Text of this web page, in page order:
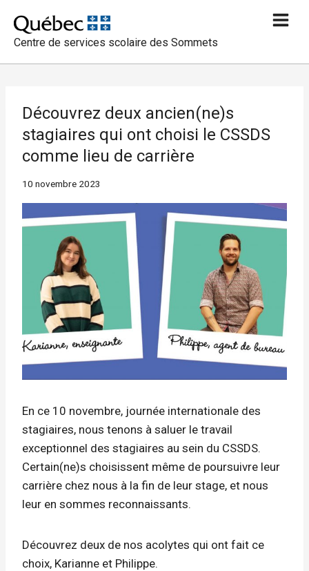
contenu
Centre de services scolaire des Sommets
Découvrez deux ancien(ne)s
stagiaires qui ont choisi le CSSDS
comme lieu de carrière
10 novembre 2023
En ce 10 novembre, journée internationale des
stagiaires, nous tenons à saluer le travail
exceptionnel des stagiaires au sein du CSSDS.
Certain(ne)s choisissent même de poursuivre leur
carrière chez nous à la fin de leur stage, et nous
leur en sommes reconnaissants.
Découvrez deux de nos acolytes qui ont fait ce
choix, Karianne et Philippe.